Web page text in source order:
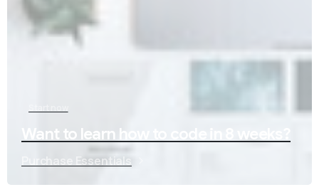
Want to learn how to code in 8 weeks?
Purchase Essentials